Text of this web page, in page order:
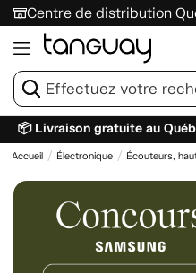
Centre de distribution
📦 Livraison gratuite au
Accueil Électronique Écouteurs,